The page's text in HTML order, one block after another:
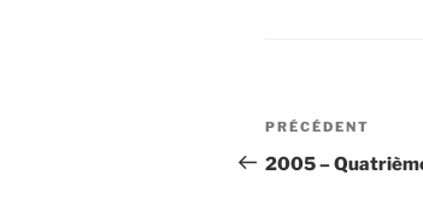
Navigation
de
Article
précédent
PRÉCÉDENT
2005 –